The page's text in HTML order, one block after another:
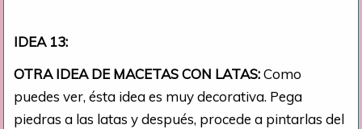
IDEA 13:
OTRA IDEA DE MACETAS CON LATAS:Como
puedes ver, ésta idea es muy decorativa. Pega
piedras a las latas y después, procede a pintarlas del